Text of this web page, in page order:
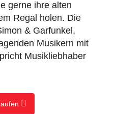
gerne ihre alten
Regal holen. Die
& Garfunkel,
Musikern mit
Musikliebhaber